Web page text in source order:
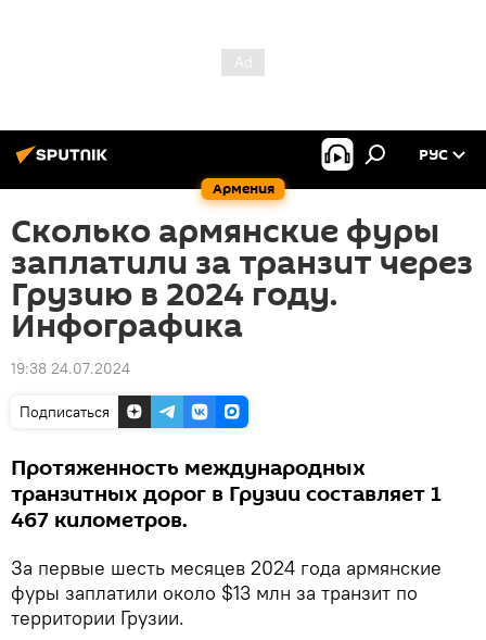
Армения
РУС
Сколько армянские фуры
заплатили за транзит через
Грузию в 2024 году.
Инфографика
19:38 24.07.2024
Подписаться
Протяженность международных
транзитных дорог в Грузии составляет 1
467 километров.
За первые шесть месяцев 2024 года армянские
фуры заплатили около $13 млн за транзит по
территории Грузии.